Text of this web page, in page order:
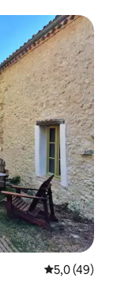
Prosječna
5,0 (49)